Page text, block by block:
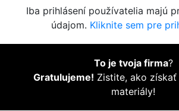
Iba prihlásení používatelia majú
údajom. Kliknite sem pre
To je tvoja firma?
Gratulujeme! Zistite, ako
materiály!